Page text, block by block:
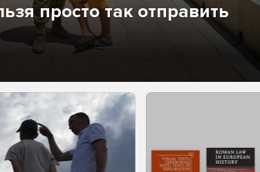
просто так отправить